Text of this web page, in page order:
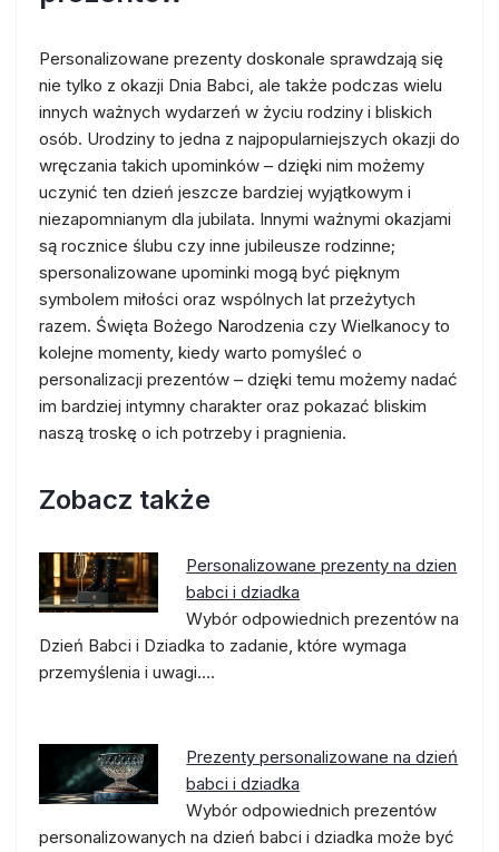
Personalizowane prezenty doskonale sprawdzają się
nie tylko z okazji Dnia Babci, ale także podczas wielu
innych ważnych wydarzeń w życiu rodziny i bliskich
osób. Urodziny to jedna z najpopularniejszych okazji do
wręczania takich upominków – dzięki nim możemy
uczynić ten dzień jeszcze bardziej wyjątkowym i
niezapomnianym dla jubilata. Innymi ważnymi okazjami
są rocznice ślubu czy inne jubileusze rodzinne;
spersonalizowane upominki mogą być pięknym
symbolem miłości oraz wspólnych lat przeżytych
razem. Święta Bożego Narodzenia czy Wielkanocy to
kolejne momenty, kiedy warto pomyśleć o
personalizacji prezentów – dzięki temu możemy nadać
im bardziej intymny charakter oraz pokazać bliskim
naszą troskę o ich potrzeby i pragnienia.
Zobacz także
Personalizowane prezenty na dzien
babci i dziadka
Wybór odpowiednich prezentów na
Dzień Babci i Dziadka to zadanie, które wymaga
przemyślenia i uwagi.…
Prezenty personalizowane na dzień
babci i dziadka
Wybór odpowiednich prezentów
personalizowanych na dzień babci i dziadka może być